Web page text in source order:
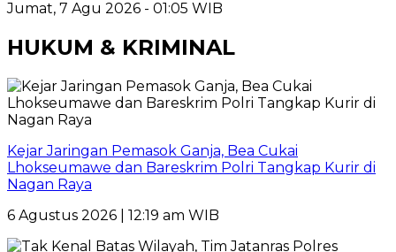
Jumat, 7 Agu 2026 - 01:05 WIB
HUKUM & KRIMINAL
Kejar Jaringan Pemasok Ganja, Bea Cukai
Lhokseumawe dan Bareskrim Polri Tangkap Kurir di
Nagan Raya
6 Agustus 2026 | 12:19 am WIB